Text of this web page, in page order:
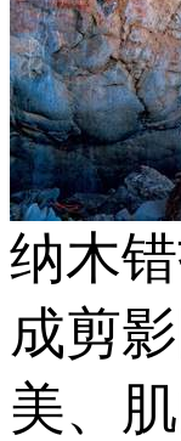
纳木
成剪
美、